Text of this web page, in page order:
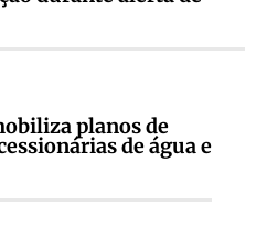
planos de
de água e